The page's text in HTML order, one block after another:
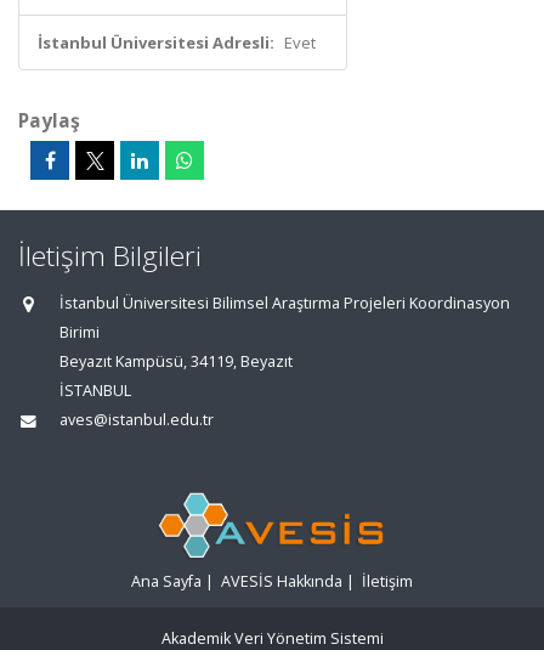
İstanbul Üniversitesi Adresli: Evet
Paylaş
İletişim Bilgileri
İstanbul Üniversitesi Bilimsel Araştırma Projeleri Koordinasyon
Birimi
Beyazıt Kampüsü, 34119, Beyazıt
İSTANBUL
aves@istanbul.edu.tr
Ana Sayfa | AVESİS Hakkında | İletişim
Akademik Veri Yönetim Sistemi